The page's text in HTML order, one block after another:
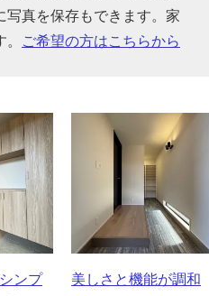
写真を保存もできます。家
ご希望の方はこちらから
ンプ
美しさと機能が調和